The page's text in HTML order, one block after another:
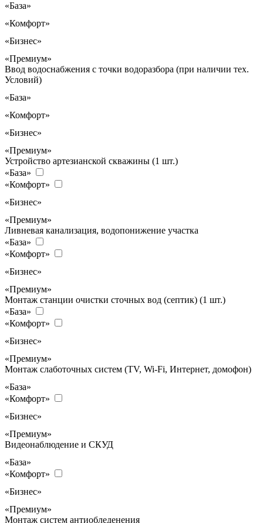
«База»
«Комфорт»
«Бизнес»
«Премиум»
Ввод водоснабжения с точки водоразбора (при наличии тех.
Условий)
«База»
«Комфорт»
«Бизнес»
«Премиум»
Устройство артезианской скважины (1 шт.)
«База»
«Комфорт»
«Бизнес»
«Премиум»
Ливневая канализация, водопонижение участка
«База»
«Комфорт»
«Бизнес»
«Премиум»
Монтаж станции очистки сточных вод (септик) (1 шт.)
«База»
«Комфорт»
«Бизнес»
«Премиум»
Монтаж слаботочных систем (TV, Wi-Fi, Интернет, домофон)
«База»
«Комфорт»
«Бизнес»
«Премиум»
Видеонаблюдение и СКУД
«База»
«Комфорт»
«Бизнес»
«Премиум»
Монтаж систем антиобледенения